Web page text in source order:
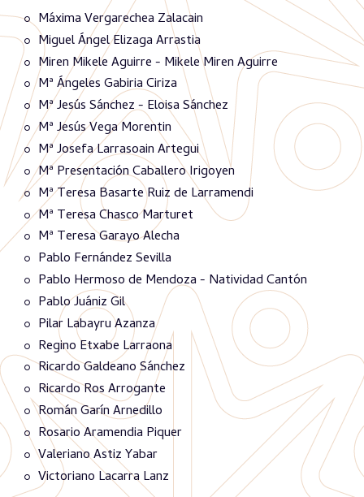
Máxima Vergarechea Zalacain
Miguel Ángel Elizaga Arrastia
Miren Mikele Aguirre - Mikele Miren Aguirre
Mª Ángeles Gabiria Ciriza
Mª Jesús Sánchez - Eloisa Sánchez
Mª Jesús Vega Morentin
Mª Josefa Larrasoain Artegui
Mª Presentación Caballero Irigoyen
Mª Teresa Basarte Ruiz de Larramendi
Mª Teresa Chasco Marturet
Mª Teresa Garayo Alecha
Pablo Fernández Sevilla
Pablo Hermoso de Mendoza - Natividad Cantón
Pablo Juániz Gil
Pilar Labayru Azanza
Regino Etxabe Larraona
Ricardo Galdeano Sánchez
Ricardo Ros Arrogante
Román Garín Arnedillo
Rosario Aramendia Piquer
Valeriano Astiz Yabar
Victoriano Lacarra Lanz